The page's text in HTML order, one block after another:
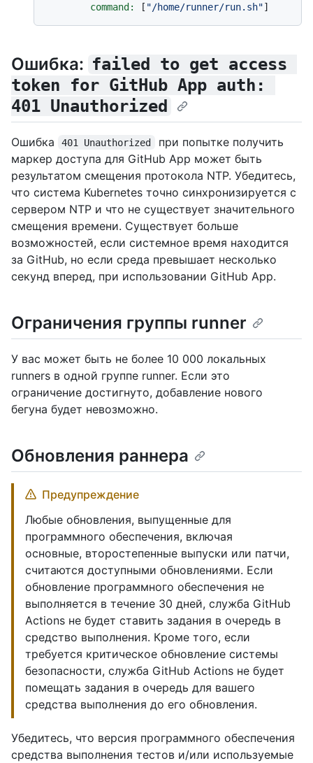
command:
[ "/home/runner/run.sh"
Ошибка: failed to get access
token for GitHub App auth:
401 Unauthorized
Ошибка 401 Unauthorized
при попытке получить
маркер доступа для GitHub App может быть
результатом смещения протокола NTP. Убедитесь,
что система Kubernetes точно синхронизируется с
сервером NTP и что не существует значительного
смещения времени. Существует больше
возможностей, если системное время находится
за GitHub, но если среда превышает несколько
секунд вперед, при использовании GitHub App.
Ограничения группы runner
У вас может быть не более 10 000 локальных
runners в одной группе runner. Если это
ограничение достигнуто, добавление нового
бегуна будет невозможно.
Обновления раннера
Предупреждение
Любые обновления, выпущенные для
программного обеспечения, включая
основные, второстепенные выпуски или патчи,
считаются доступными обновлениями. Если
обновление программного обеспечения не
выполняется в течение 30 дней, служба GitHub
Actions не будет ставить задания в очередь в
средство выполнения. Кроме того, если
требуется критическое обновление системы
безопасности, служба GitHub Actions не будет
помещать задания в очередь для вашего
средства выполнения до его обновления.
Убедитесь, что версия программного обеспечения
средства выполнения тестов и/или используемые